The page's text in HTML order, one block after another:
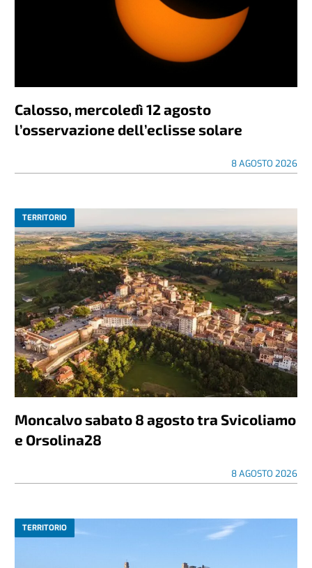
Calosso, mercoledì 12 agosto
l’osservazione dell’eclisse solare
8 AGOSTO 2026
TERRITORIO
Moncalvo sabato 8 agosto tra Svicoliamo
e Orsolina28
8 AGOSTO 2026
TERRITORIO